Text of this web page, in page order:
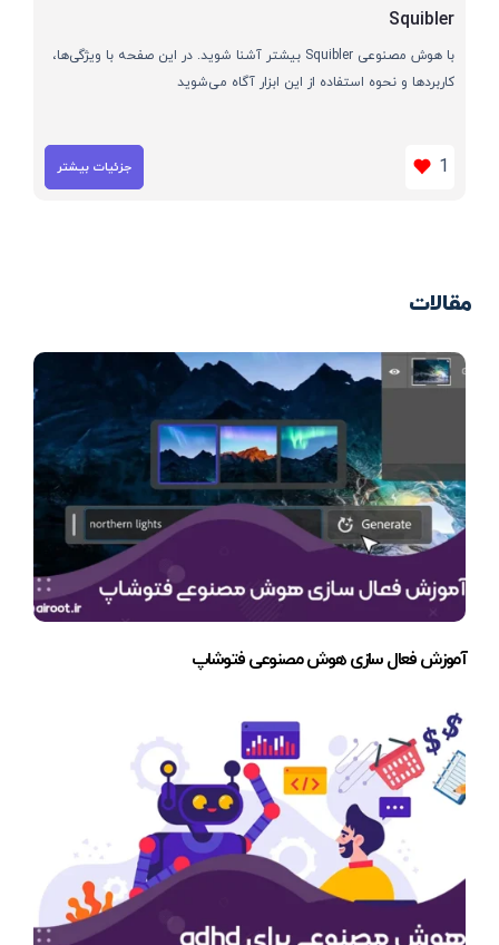
Squibler
با هوش مصنوعی Squibler بیشتر آشنا شوید. در این صفحه با ویژگی‌ها،
کاربردها و نحوه استفاده از این ابزار آگاه می‌شوید
1 جزئیات بیشتر
مقالات
آموزش فعال سازی هوش مصنوعی فتوشاپ